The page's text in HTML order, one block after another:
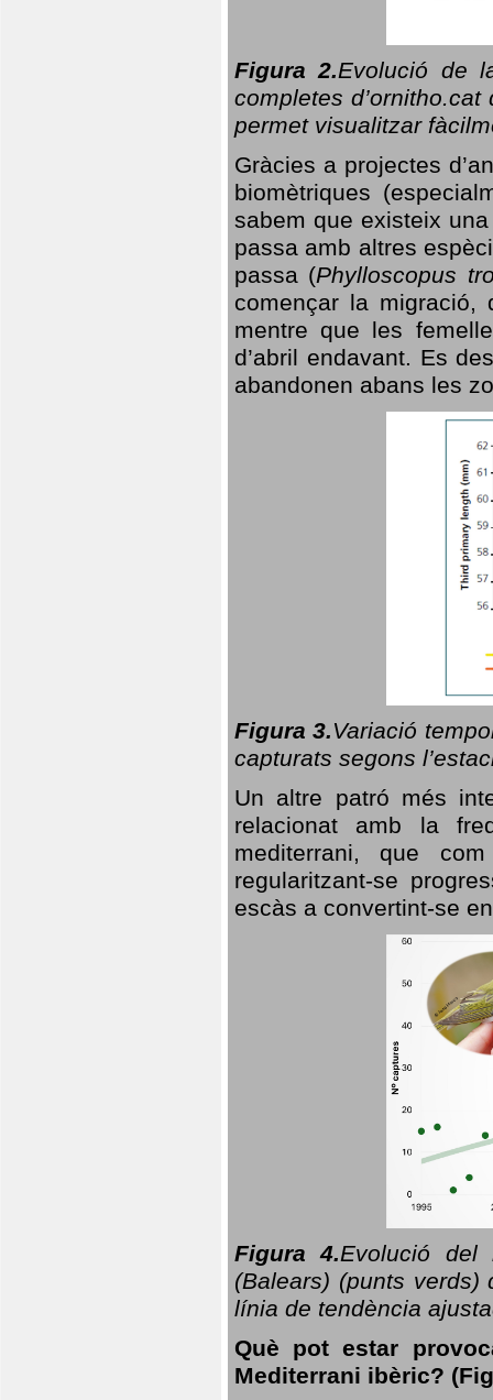
Figura 2.Evolució de
completes
permet visualitzar
Gràcies a projectes
biomètriques
sabem que existeix
passa amb altres
passa (Phylloscopus
començar la migració,
mentre que les
d’abril endavant. Es
abandonen abans les
Figura 3.Variació
capturats segons
Un altre patró més
relacionat amb la
mediterrani, que
regularitzant-se
escàs a convertint-se
Figura 4.Evolució del
(Balears) (punts
línia de tendència
Què pot estar
Mediterrani ibèric?